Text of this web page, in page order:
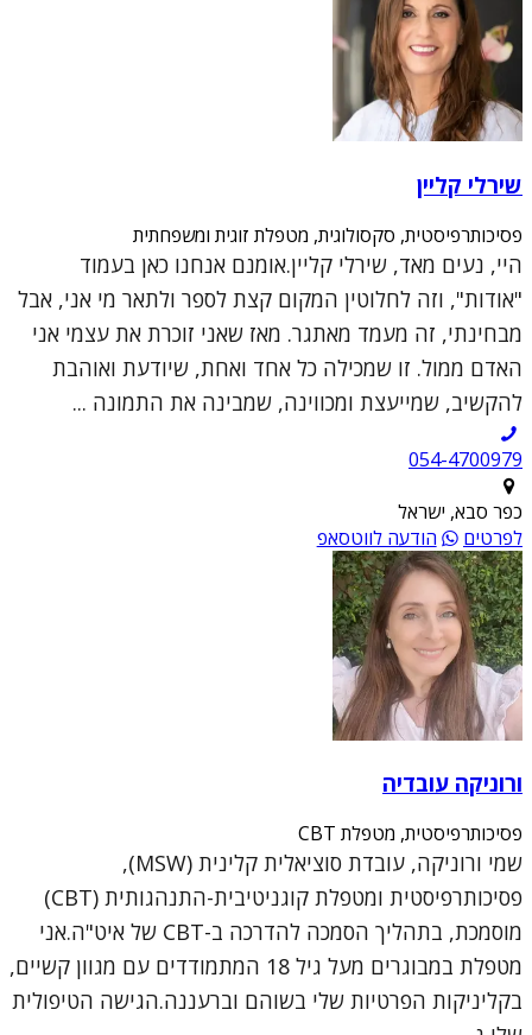
שירלי קליין
פסיכותרפיסטית, סקסולוגית, מטפלת זוגית ומשפחתית
היי, נעים מאד, שירלי קליין.אומנם אנחנו כאן בעמוד
"אודות", וזה לחלוטין המקום קצת לספר ולתאר מי אני, אבל
מבחינתי, זה מעמד מאתגר. מאז שאני זוכרת את עצמי אני
האדם ממול. זו שמכילה כל אחד ואחת, שיודעת ואוהבת
להקשיב, שמייעצת ומכווינה, שמבינה את התמונה ...
054-4700979
כפר סבא, ישראל
לפרטים
הודעה לווטסאפ
ורוניקה עובדיה
פסיכותרפיסטית, מטפלת CBT
שמי ורוניקה, עובדת סוציאלית קלינית (MSW),
פסיכותרפיסטית ומטפלת קוגניטיבית-התנהגותית (CBT)
מוסמכת, בתהליך הסמכה להדרכה ב-CBT של איט"ה.אני
מטפלת במבוגרים מעל גיל 18 המתמודדים עם מגוון קשיים,
בקליניקות הפרטיות שלי בשוהם וברעננה.הגישה הטיפולית